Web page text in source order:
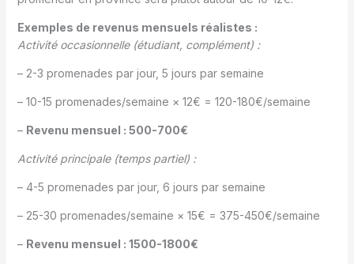
Exemples de revenus mensuels réalistes :
Activité occasionnelle (étudiant, complément) :
– 2-3 promenades par jour, 5 jours par semaine
– 10-15 promenades/semaine × 12€ = 120-180€/semaine
– Revenu mensuel : 500-700€
Activité principale (temps partiel) :
– 4-5 promenades par jour, 6 jours par semaine
– 25-30 promenades/semaine × 15€ = 375-450€/semaine
– Revenu mensuel : 1500-1800€